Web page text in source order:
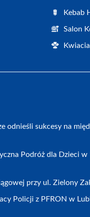
Kebab
Salon
odnieśli sukcesy na
Podróż dla Dzieci
przy ul. Zielony
Policji z PFRON w